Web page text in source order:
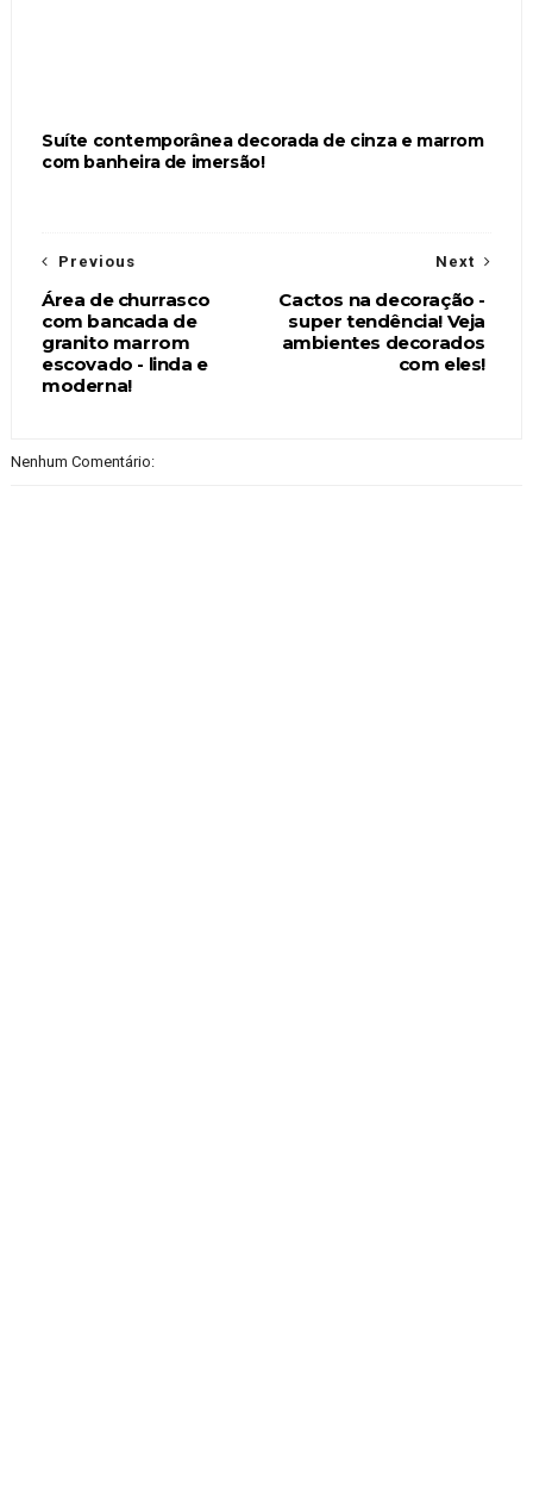
Suíte contemporânea decorada de cinza e marrom
com banheira de imersão!
Next
Cactos na decoração -
super tendência! Veja
ambientes decorados
com eles!
Previous
Área de churrasco
com bancada de
granito marrom
escovado - linda e
moderna!
Nenhum Comentário: